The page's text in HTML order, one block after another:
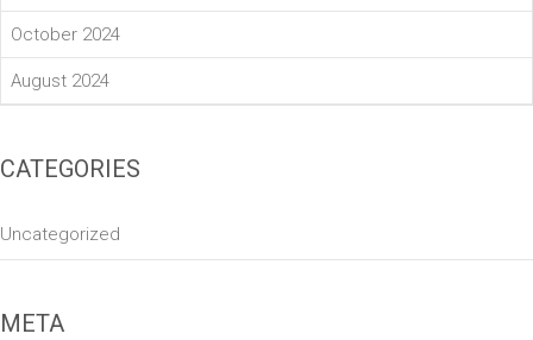
October 2024
August 2024
CATEGORIES
Uncategorized
META